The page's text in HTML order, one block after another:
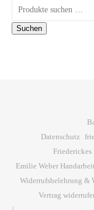
Suchen nach:
Suchen
Datenschutz
Friederickes
Emilie Weber
Widerrufsbelehrung &
Vertrag